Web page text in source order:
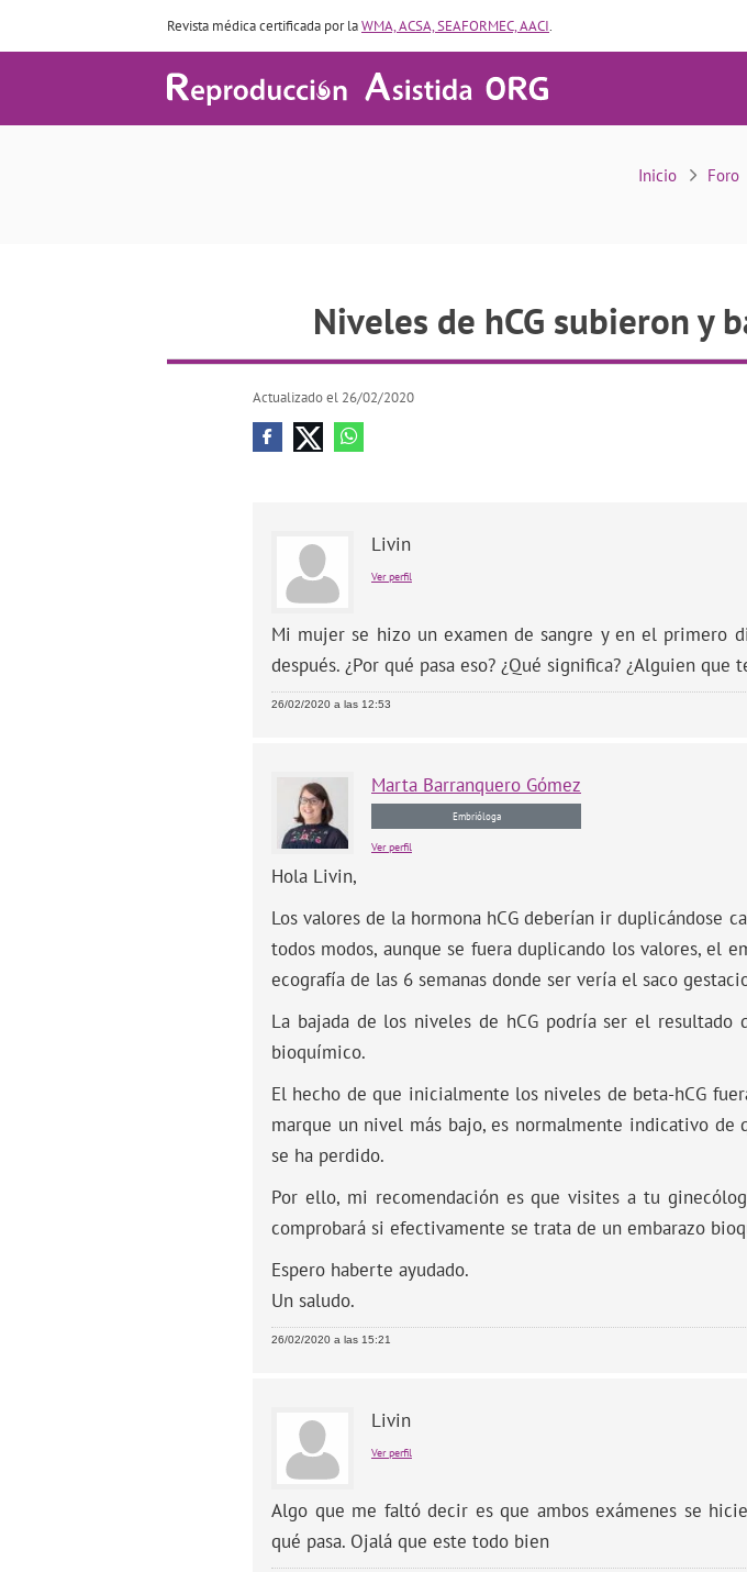
Revista médica certificada por laWMA, ACSA, SEAFORMEC, AACI.
Niveles de hCG subieron y bajaron. ¿Qué
Inicio Foro
Niveles de hCG subieron y
Actualizado el 26/02/2020
Livin
Ver perfil
Mi mujer se hizo un examen de sangre y en el primero
después. ¿Por qué pasa eso? ¿Qué significa? ¿Alguien
26/02/2020 a las 12:53
Marta Barranquero Gómez
Embrióloga
Ver perfil
Hola Livin,
Los valores de la hormona hCG deberían ir duplicándose
todos modos, aunque se fuera duplicando los valores, el
ecografía de las 6 semanas donde ser vería el saco
La bajada de los niveles de hCG podría ser el
bioquímico.
El hecho de que inicialmente los niveles de beta-hCG
marque un nivel más bajo, es normalmente indicativo
se ha perdido.
Por ello, mi recomendación es que visites a tu
comprobará si efectivamente se trata de un embarazo
Espero haberte ayudado.
Un saludo.
26/02/2020 a las 15:21
Livin
Ver perfil
Algo que me faltó decir es que ambos exámenes se
qué pasa. Ojalá que este todo bien